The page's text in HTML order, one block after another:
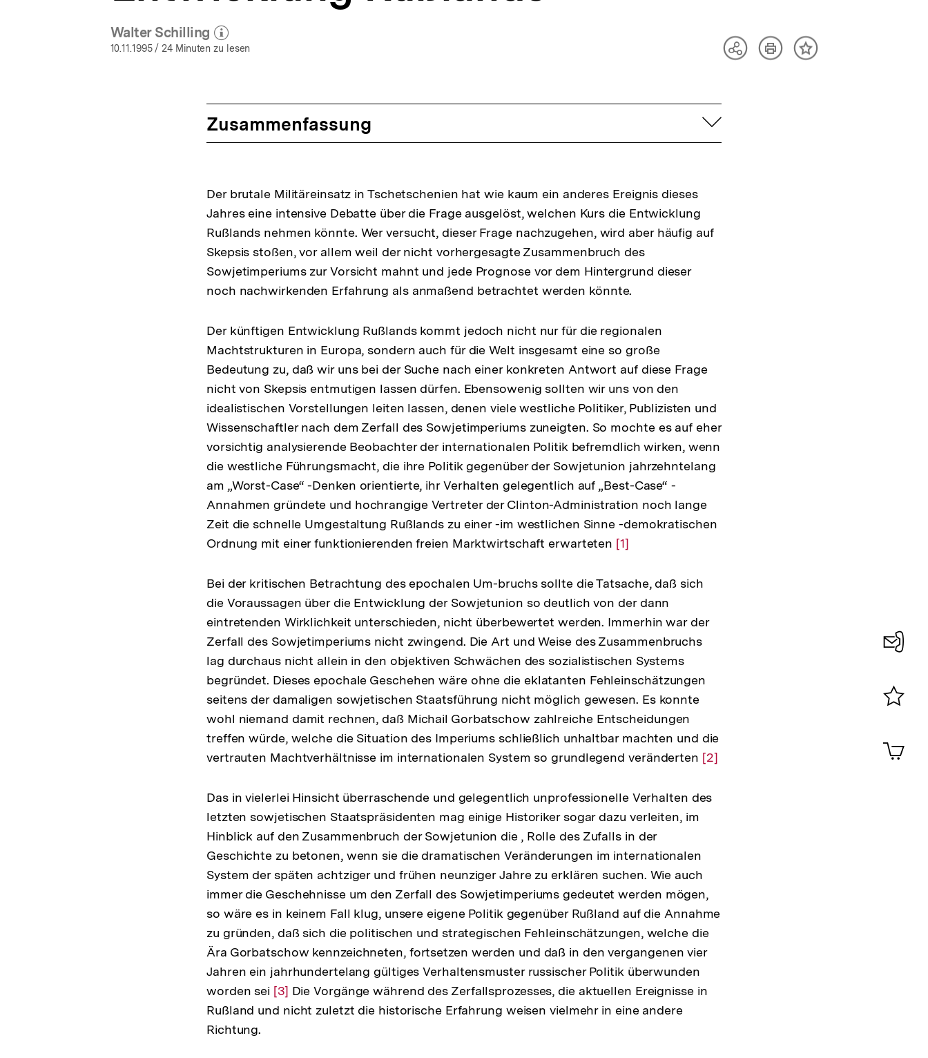
Walter Schilling
(Mehr zum Autor)
öffnen
10.11.1995/ 24 Minuten zu lesen
TeilenArtikelInhalt
Zusammenfassung aufklappen
Der brutale Militäreinsatz in Tschetschenien hat wie kaum ein anderes Ereignis dieses
Jahres eine intensive Debatte über die Frage ausgelöst, welchen Kurs die Entwicklung
Rußlands nehmen könnte. Wer versucht, dieser Frage nachzugehen, wird aber häufig auf
Skepsis stoßen, vor allem weil der nicht vorhergesagte Zusammenbruch des
Sowjetimperiums zur Vorsicht mahnt und jede Prognose vor dem Hintergrund dieser
noch nachwirkenden Erfahrung als anmaßend betrachtet werden könnte.
Der künftigen Entwicklung Rußlands kommt jedoch nicht nur für die regionalen
Machtstrukturen in Europa, sondern auch für die Welt insgesamt eine so große
Bedeutung zu, daß wir uns bei der Suche nach einer konkreten Antwort auf diese Frage
nicht von Skepsis entmutigen lassen dürfen. Ebensowenig sollten wir uns von den
idealistischen Vorstellungen leiten lassen, denen viele westliche Politiker, Publizisten und
Wissenschaftler nach dem Zerfall des Sowjetimperiums zuneigten. So mochte es auf eher
vorsichtig analysierende Beobachter der internationalen Politik befremdlich wirken, wenn
die westliche Führungsmacht, die ihre Politik gegenüber der Sowjetunion jahrzehntelang
am „Worst-Case“ -Denken orientierte, ihr Verhalten gelegentlich auf „Best-Case“ -
Annahmen gründete und hochrangige Vertreter der Clinton-Administration noch lange
Zeit die schnelle Umgestaltung Rußlands zu einer -im westlichen Sinne -demokratischen
Ordnung mit einer funktionierenden freien Marktwirtschaft erwarteten Zur
der
Fußnote
[1]
Bei der kritischen Betrachtung des epochalen Um-bruchs sollte die Tatsache, daß sich
die Voraussagen über die Entwicklung der Sowjetunion so deutlich von der dann
eintretenden Wirklichkeit unterschieden, nicht überbewertet werden. Immerhin war der
Zerfall des Sowjetimperiums nicht zwingend. Die Art und Weise des Zusammenbruchs
lag durchaus nicht allein in den objektiven Schwächen des sozialistischen Systems
begründet. Dieses epochale Geschehen wäre ohne die eklatanten Fehleinschätzungen
seitens der damaligen sowjetischen Staatsführung nicht möglich gewesen. Es konnte
wohl niemand damit rechnen, daß Michail Gorbatschow zahlreiche Entscheidungen
treffen würde, welche die Situation des Imperiums schließlich unhaltbar machten und die
vertrauten Machtverhältnisse im internationalen System so grundlegend veränderten Zur
der
[2]
Das in vielerlei Hinsicht überraschende und gelegentlich unprofessionelle Verhalten des
letzten sowjetischen Staatspräsidenten mag einige Historiker sogar dazu verleiten, im
Hinblick auf den Zusammenbruch der Sowjetunion die , Rolle des Zufalls in der
Geschichte zu betonen, wenn sie die dramatischen Veränderungen im internationalen
System der späten achtziger und frühen neunziger Jahre zu erklären suchen. Wie auch
immer die Geschehnisse um den Zerfall des Sowjetimperiums gedeutet werden mögen,
so wäre es in keinem Fall klug, unsere eigene Politik gegenüber Rußland auf die Annahme
zu gründen, daß sich die politischen und strategischen Fehleinschätzungen, welche die
Ära Gorbatschow kennzeichneten, fortsetzen werden und daß in den vergangenen vier
Jahren ein jahrhundertelang gültiges Verhaltensmuster russischer Politik überwunden
worden sei Zur
Auflösung
[3] Die Vorgänge während des Zerfallsprozesses, die aktuellen Ereignisse in
Rußland und nicht zuletzt die historische Erfahrung weisen vielmehr in eine andere
Richtung.